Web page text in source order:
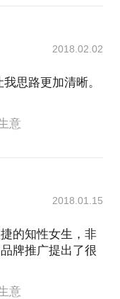
2018.02.02
思路更加清晰。
意
2018.01.15
的知性女生，非
牌推广提出了很
意